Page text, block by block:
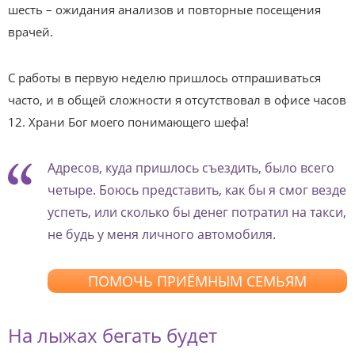
шесть – ожидания анализов и повторные посещения
врачей.
С работы в первую неделю пришлось отпрашиваться
часто, и в общей сложности я отсутствовал в офисе часов
12. Храни Бог моего понимающего шефа!
Адресов, куда пришлось съездить, было всего
четыре. Боюсь представить, как бы я смог везде
успеть, или сколько бы денег потратил на такси,
не будь у меня личного автомобиля.
ПОМОЧЬ ПРИЁМНЫМ СЕМЬЯМ
На лыжах бегать будет